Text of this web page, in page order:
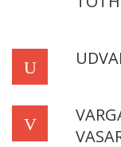
U
V